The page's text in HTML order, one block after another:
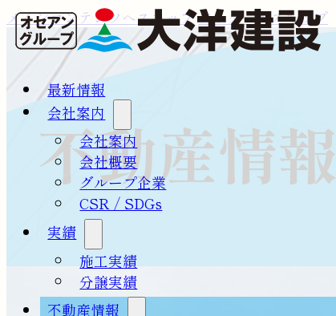
メインコンテンツへスキップフッターへスキップ
最新情報
会社案内
会社案内
会社概要
グループ企業
CSR / SDGs
実績
施工実績
分譲実績
不動産情報
不動産情報